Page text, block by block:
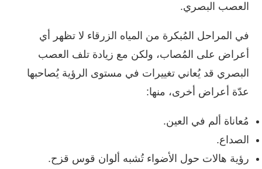
العصب البصري.
في المراحل المُبكرة من المياه الزرقاء لا تظهر أي
أعراض على المُصاب، ولكن مع زيادة تلف العصب
البصري قد يُعاني تغييرات في مستوى الرؤية يُصاحبها
عدّة أعراض أخرى، منها:
مُعاناة ألم في العين.
الصداع.
رؤية هالات حول الأضواء تُشبه ألوان قوس قزح.